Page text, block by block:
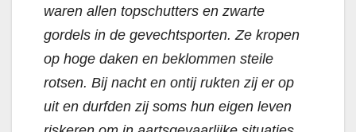
waren allen topschutters en zwarte
gordels in de gevechtsporten. Ze kropen
op hoge daken en beklommen steile
rotsen. Bij nacht en ontij rukten zij er op
uit en durfden zij soms hun eigen leven